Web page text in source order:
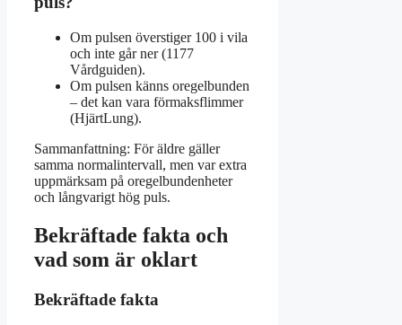
Om pulsen överstiger 100 i vila
och inte går ner (1177
Vårdguiden).
Om pulsen känns oregelbunden
– det kan vara förmaksflimmer
(HjärtLung).
Sammanfattning: För äldre gäller
samma normalintervall, men var extra
uppmärksam på oregelbundenheter
och långvarigt hög puls.
Bekräftade fakta och
vad som är oklart
Bekräftade fakta